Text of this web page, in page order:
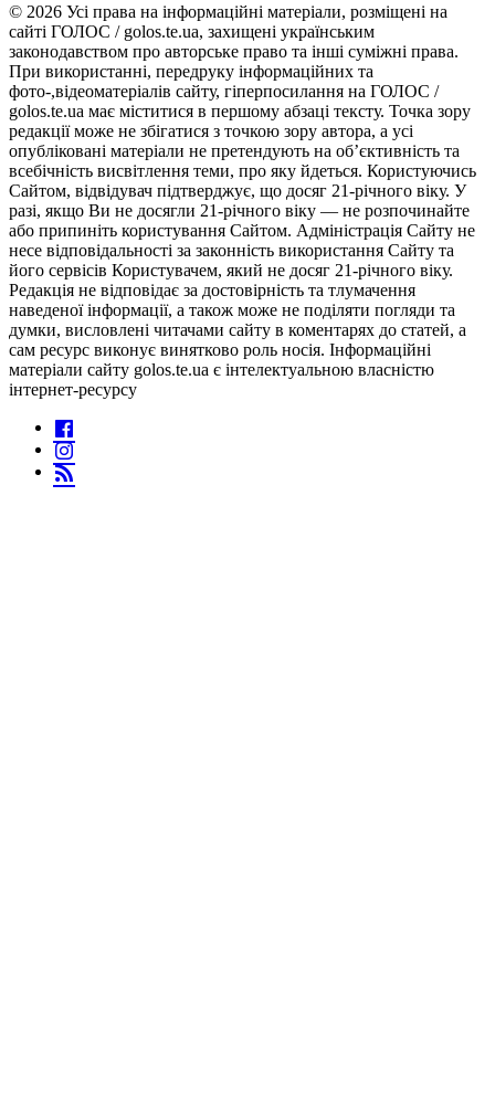
© 2026 Усі права на інформаційні матеріали, розміщені на
сайті ГОЛОС / golos.te.ua, захищені українським
законодавством про авторське право та інші суміжні права.
При використанні, передруку інформаційних та
фото-,відеоматеріалів сайту, гіперпосилання на ГОЛОС /
golos.te.ua має міститися в першому абзаці тексту. Точка зору
редакції може не збігатися з точкою зору автора, а усі
опубліковані матеріали не претендують на об’єктивність та
всебічність висвітлення теми, про яку йдеться. Користуючись
Сайтом, відвідувач підтверджує, що досяг 21-річного віку. У
разі, якщо Ви не досягли 21-річного віку — не розпочинайте
або припиніть користування Сайтом. Адміністрація Сайту не
несе відповідальності за законність використання Сайту та
його сервісів Користувачем, який не досяг 21-річного віку.
Редакція не відповідає за достовірність та тлумачення
наведеної інформації, а також може не поділяти погляди та
думки, висловлені читачами сайту в коментарях до статей, а
сам ресурс виконує винятково роль носія. Інформаційні
матеріали сайту golos.te.ua є інтелектуальною власністю
інтернет-ресурсу